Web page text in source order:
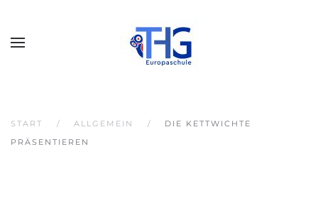
START ALLGEMEIN
DIE KETTWICHTE
PRÄSENTIEREN